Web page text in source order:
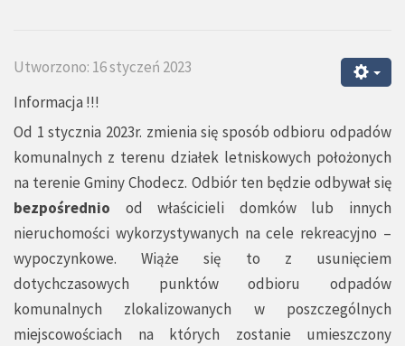
Utworzono: 16 styczeń 2023
Informacja !!!
Od 1 stycznia 2023r. zmienia się sposób odbioru odpadów
komunalnych z terenu działek letniskowych położonych
na terenie Gminy Chodecz. Odbiór ten będzie odbywał się
bezpośrednio od właścicieli domków lub innych
nieruchomości wykorzystywanych na cele rekreacyjno –
wypoczynkowe. Wiąże się to z usunięciem
dotychczasowych punktów odbioru odpadów
komunalnych zlokalizowanych w poszczególnych
miejscowościach na których zostanie umieszczony